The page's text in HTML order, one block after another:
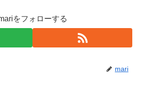
をフォローする
mari